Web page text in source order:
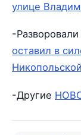
улице
-
оставил в
-Другие